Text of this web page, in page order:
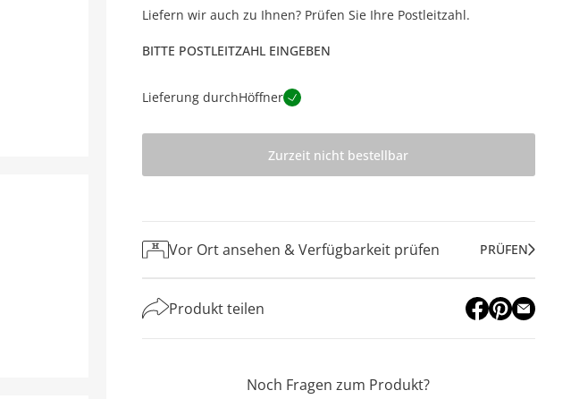
Liefern wir auch zu Ihnen? Prüfen Sie Ihre Postleitzahl.
BITTE POSTLEITZAHL EINGEBEN
Lieferung durchHöffner
Zurzeit nicht bestellbar
Vor Ort ansehen & Verfügbarkeit prüfen PRÜFEN
Produkt teilen
Noch Fragen zum Produkt?